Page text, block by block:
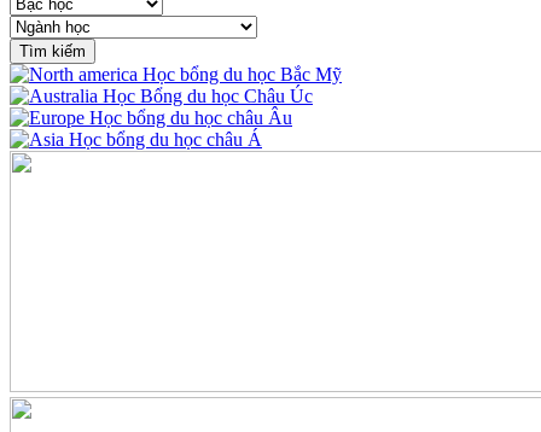
Tìm kiếm
Học bổng du học Bắc Mỹ
Học Bổng du học Châu Úc
Học bổng du học châu Âu
Học bổng du học châu Á